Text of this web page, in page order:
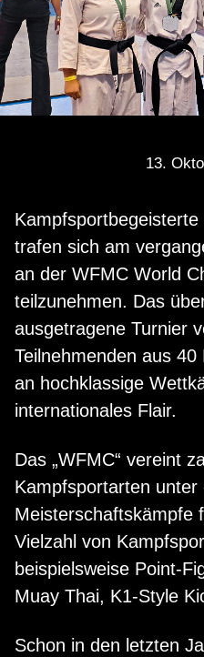
13.
trafen sich am
an der WFMC World
teilzunehmen. Das
ausgetragene Turnier
Teilnehmenden aus
an hochklassige
internationales Flair.
Das „WFMC“ vereint
Kampfsportarten unter
Meisterschaftskämpfe
Vielzahl von
beispielsweise Point-
Muay Thai, K1-Style
Schon in den letzten